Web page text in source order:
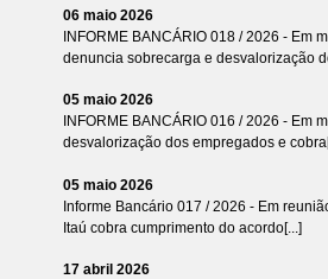
06 maio 2026
INFORME BANCÁRIO 018 / 2026 - Em
denuncia sobrecarga e desvalorização
05 maio 2026
INFORME BANCÁRIO 016 / 2026 - Em
desvalorização dos empregados e
05 maio 2026
Informe Bancário 017 / 2026 - Em
Itaú cobra cumprimento do acordo[...]
17 abril 2026